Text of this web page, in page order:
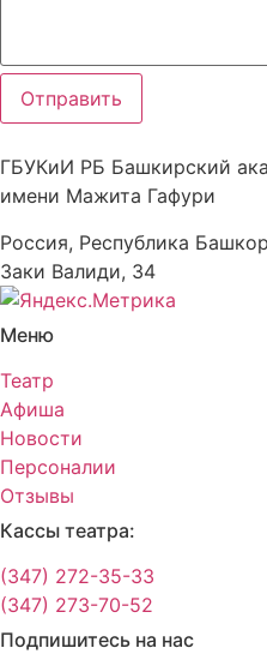
Отправить
ГБУКиИ РБ Башкирский
имени Мажита Гафури
Россия, Республика
Заки Валиди, 34
Меню
Театр
Афиша
Новости
Персоналии
Отзывы
Кассы театра:
(347) 272-35-33
(347) 273-70-52
Подпишитесь на нас